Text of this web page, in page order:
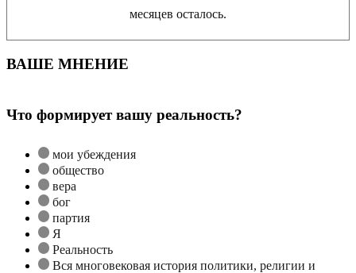
месяцев осталось.
ВАШЕ МНЕНИЕ
Что формирует вашу реальность?
мои убеждения
общество
вера
бог
партия
Я
Реальность
Вся многовековая история политики, религии и